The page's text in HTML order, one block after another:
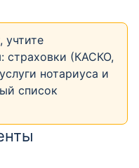
учтите
страховки (КАСКО,
нотариуса и
список